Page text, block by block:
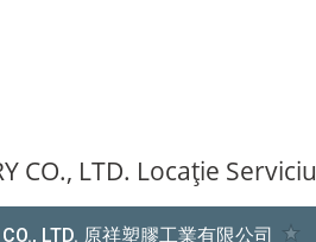
CO., LTD. Locație Serviciu